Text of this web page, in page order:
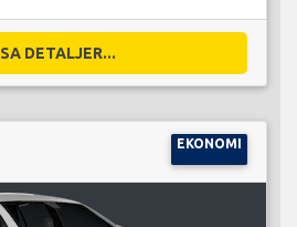
DETALJER...
EKONOMI